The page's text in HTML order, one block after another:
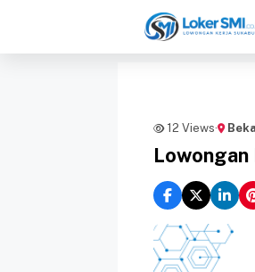
isi
12 Views·